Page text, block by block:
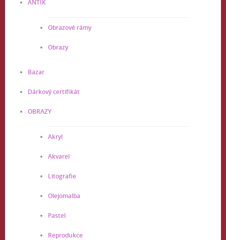
ANTIK
Obrazové rámy
Obrazy
Bazar
Dárkový certifikát
OBRAZY
Akryl
Akvarel
Litografie
Olejomalba
Pastel
Reprodukce